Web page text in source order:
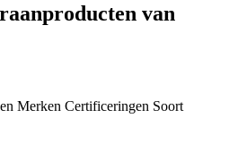
van
Merken Certificeringen Soort